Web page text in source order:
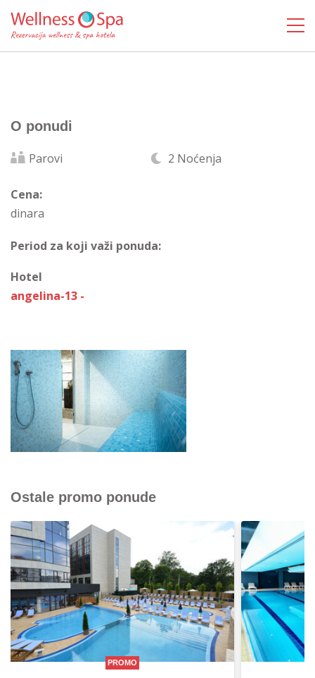
O ponudi
Parovi 2 Noćenja
Cena:
dinara
Period za koji važi ponuda:
Hotel
angelina-13 -
Ostale promo ponude
PROMO